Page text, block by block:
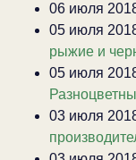
06 июля
05 июля
рыжие и
05 июля
03 июля